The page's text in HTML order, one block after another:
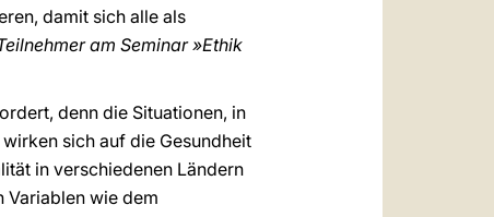
damit sich alle als
am Seminar »Ethik
denn die Situationen, in
sich auf die Gesundheit
in verschiedenen Ländern
Variablen wie dem